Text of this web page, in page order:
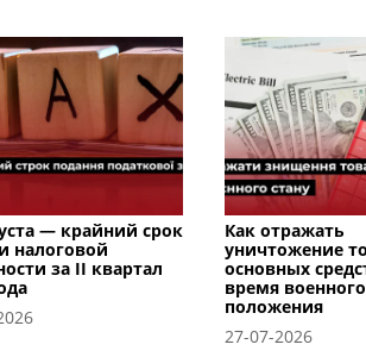
— крайний срок
налоговой
за II квартал
Как отражать
уничтожение
основных
время военного
положения
27-07-2026